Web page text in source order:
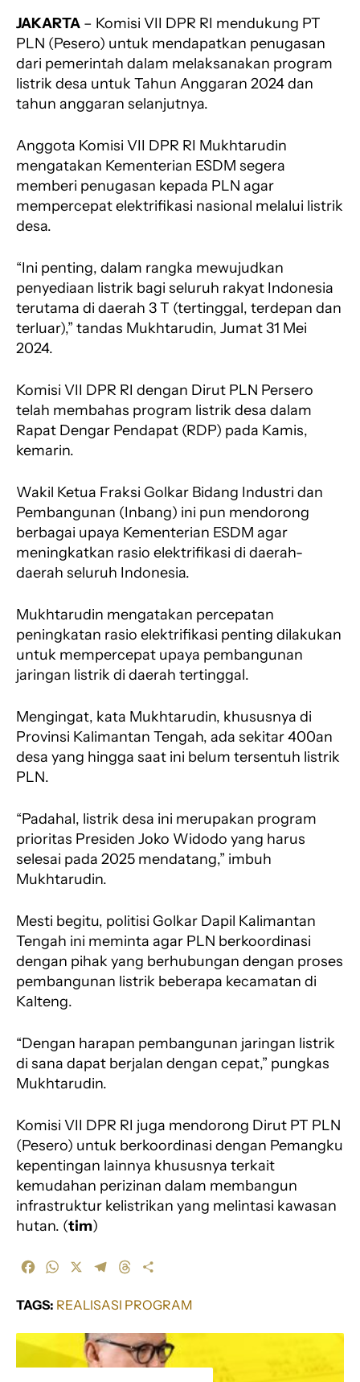
c
e
b
o
k
a
t
s
A
p
p
l
e
g
r
a
m
r
e
a
d
r
e
JAKARTA – Komisi VII DPR RI mendukung PT
PLN (Pesero) untuk mendapatkan penugasan
dari pemerintah dalam melaksanakan program
listrik desa untuk Tahun Anggaran 2024 dan
tahun anggaran selanjutnya.
Anggota Komisi VII DPR RI Mukhtarudin
mengatakan Kementerian ESDM segera
memberi penugasan kepada PLN agar
mempercepat elektrifikasi nasional melalui listrik
desa.
“Ini penting, dalam rangka mewujudkan
penyediaan listrik bagi seluruh rakyat Indonesia
terutama di daerah 3 T (tertinggal, terdepan dan
terluar),” tandas Mukhtarudin, Jumat 31 Mei
2024.
Komisi VII DPR RI dengan Dirut PLN Persero
telah membahas program listrik desa dalam
Rapat Dengar Pendapat (RDP) pada Kamis,
kemarin.
Wakil Ketua Fraksi Golkar Bidang Industri dan
Pembangunan (Inbang) ini pun mendorong
berbagai upaya Kementerian ESDM agar
meningkatkan rasio elektrifikasi di daerah-
daerah seluruh Indonesia.
Mukhtarudin mengatakan percepatan
peningkatan rasio elektrifikasi penting dilakukan
untuk mempercepat upaya pembangunan
jaringan listrik di daerah tertinggal.
Mengingat, kata Mukhtarudin, khususnya di
Provinsi Kalimantan Tengah, ada sekitar 400an
desa yang hingga saat ini belum tersentuh listrik
PLN.
“Padahal, listrik desa ini merupakan program
prioritas Presiden Joko Widodo yang harus
selesai pada 2025 mendatang,” imbuh
Mukhtarudin.
Mesti begitu, politisi Golkar Dapil Kalimantan
Tengah ini meminta agar PLN berkoordinasi
dengan pihak yang berhubungan dengan proses
pembangunan listrik beberapa kecamatan di
Kalteng.
“Dengan harapan pembangunan jaringan listrik
di sana dapat berjalan dengan cepat,” pungkas
Mukhtarudin.
Komisi VII DPR RI juga mendorong Dirut PT PLN
(Pesero) untuk berkoordinasi dengan Pemangku
kepentingan lainnya khususnya terkait
kemudahan perizinan dalam membangun
infrastruktur kelistrikan yang melintasi kawasan
hutan. (tim)
c
b
W
a
s
A
l
g
r
a
d
a
e
TAGS: REALISASI PROGRAM